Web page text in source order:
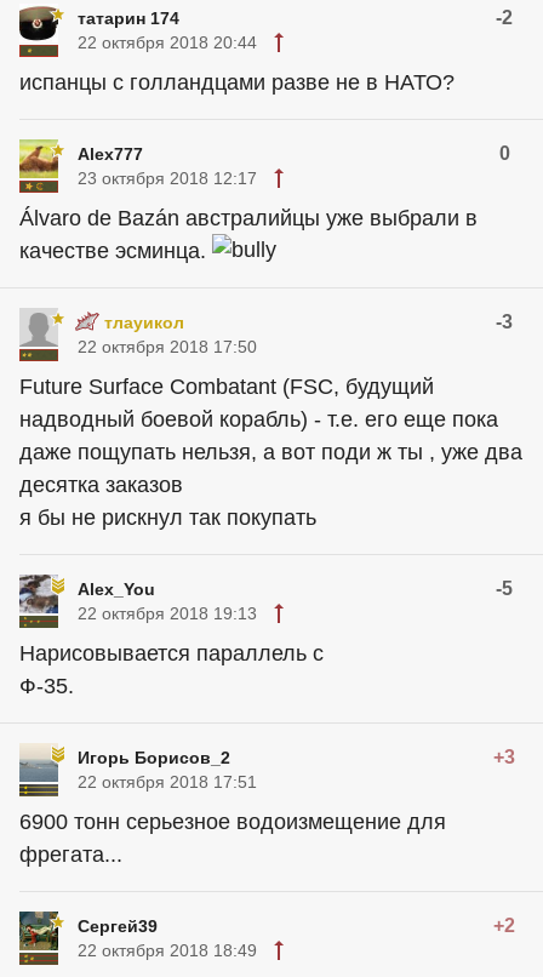
татарин 174 -2
22 октября 2018 20:44
испанцы с голландцами разве не в НАТО?
Alex777 0
23 октября 2018 12:17
Álvaro de Bazán австралийцы уже выбрали в
качестве эсминца.
тлауикол -3
22 октября 2018 17:50
Future Surface Combatant (FSC, будущий
надводный боевой корабль) - т.е. его еще пока
даже пощупать нельзя, а вот поди ж ты , уже два
десятка заказов
я бы не рискнул так покупать
Alex_You -5
22 октября 2018 19:13
Нарисовывается параллель с
Ф-35.
Игорь Борисов_2 +3
22 октября 2018 17:51
6900 тонн серьезное водоизмещение для
фрегата...
Сергей39 +2
22 октября 2018 18:49